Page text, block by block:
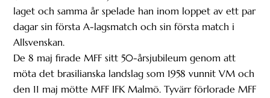
laget och samma år spelade han inom loppet av ett par
dagar sin första A-lagsmatch och sin första match i
Allsvenskan.
De 8 maj firade MFF sitt 50-årsjubileum genom att
möta det brasilianska landslag som 1958 vunnit VM och
den 11 maj mötte MFF IFK Malmö. Tyvärr förlorade MFF